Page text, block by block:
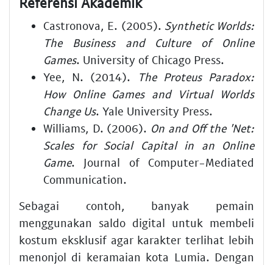
Castronova, E. (2005). Synthetic Worlds:
The Business and Culture of Online
Games. University of Chicago Press.
Yee, N. (2014).
The Proteus Paradox:
How Online Games and Virtual Worlds
Change Us. Yale University Press.
Williams, D. (2006). On and Off the 'Net:
Scales for Social Capital in an Online
Game. Journal of Computer-Mediated
Communication.
Sebagai contoh, banyak pemain
menggunakan saldo digital untuk membeli
kostum eksklusif agar karakter terlihat lebih
menonjol di keramaian kota Lumia. Dengan